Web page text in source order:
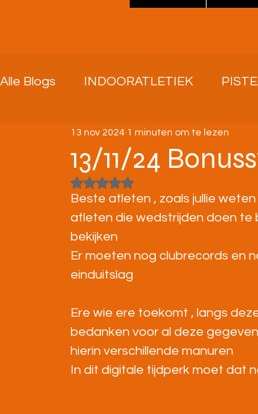
Alle Blogs INDOORATLETIEK
STRATENLOPEN JEUGD/
KAMPIOENSCHAPPEN
13/11/24
13 nov 2024 1 minuten om te lezen
Beoordeeld met NaN uit 5 sterren.
Beste atleten , zoals jullie
atleten die wedstrijden doen te
bekijken
Er moeten nog clubrecords en
einduitslag
Ere wie ere toekomt , langs
bedanken voor al deze
hierin verschillende manuren
In dit digitale tijdperk moet dat